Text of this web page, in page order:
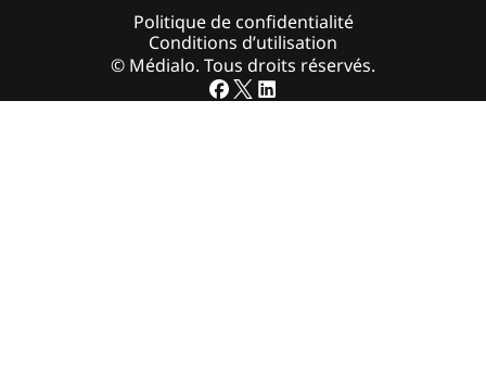
© Médialo. Tous droits réservés.
Politique de confidentialité
Conditions d’utilisation